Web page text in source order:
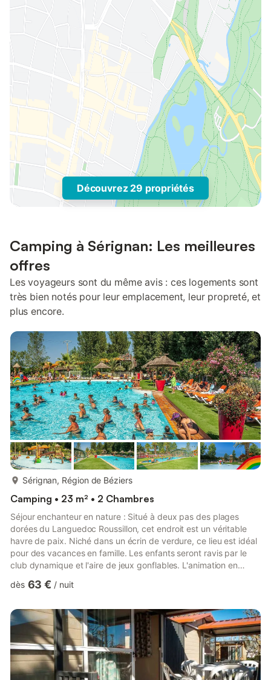
Découvrez 29 propriétés
Camping à Sérignan: Les meilleures
offres
Les voyageurs sont du même avis : ces logements sont
très bien notés pour leur emplacement, leur propreté, et
plus encore.
Sérignan, Région de Béziers
Camping • 23 m² • 2 Chambres
Séjour enchanteur en nature : Situé à deux pas des plages
dorées du Languedoc Roussillon, cet endroit est un véritable
havre de paix. Niché dans un écrin de verdure, ce lieu est idéal
pour des vacances en famille. Les enfants seront ravis par le
club dynamique et l'aire de jeux gonflables. L'animation en
logement confortable et bien équipé : Le mobil-home de 23m²
une TV et une plancha. Profitez du salon de jardin sur la
terrasse semi-couverte pour des moments de dé...
dès 63 € / nuit